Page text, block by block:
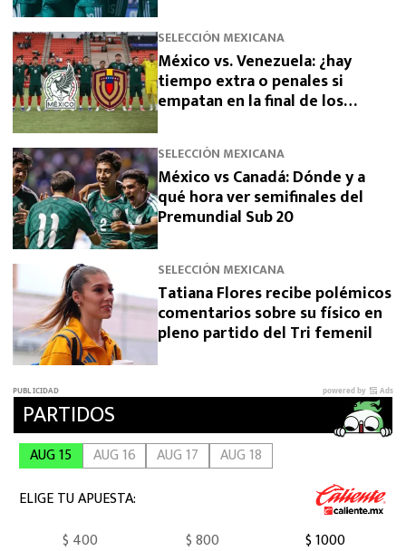
SELECCIÓN MEXICANA
México vs. Venezuela: ¿hay
tiempo extra o penales si
empatan en la final de los
SELECCIÓN MEXICANA
México vs Canadá: Dónde y a
qué hora ver semifinales del
Premundial Sub 20
SELECCIÓN MEXICANA
Tatiana Flores recibe polémicos
comentarios sobre su físico en
pleno partido del Tri femenil